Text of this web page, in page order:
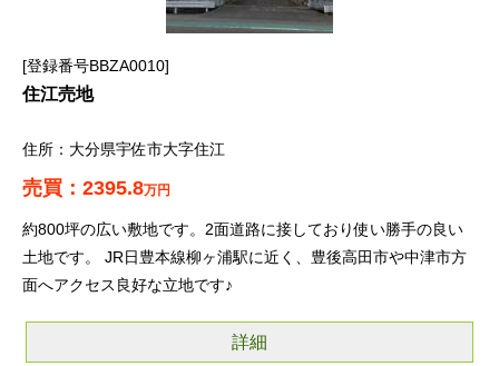
登録番号BBZA0010
住江売地
大分県宇佐市大字住江
2395.8万円
約800坪の広い敷地です。2面道路に接しており使い勝手の良い
土地です。 JR日豊本線柳ヶ浦駅に近く、豊後高田市や中津市方
面へアクセス良好な立地です♪
詳細